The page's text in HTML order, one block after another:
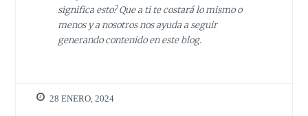
significa esto? Que a ti te costará lo mismo o
menos y a nosotros nos ayuda a seguir
generando contenido en este blog.
28 ENERO, 2024